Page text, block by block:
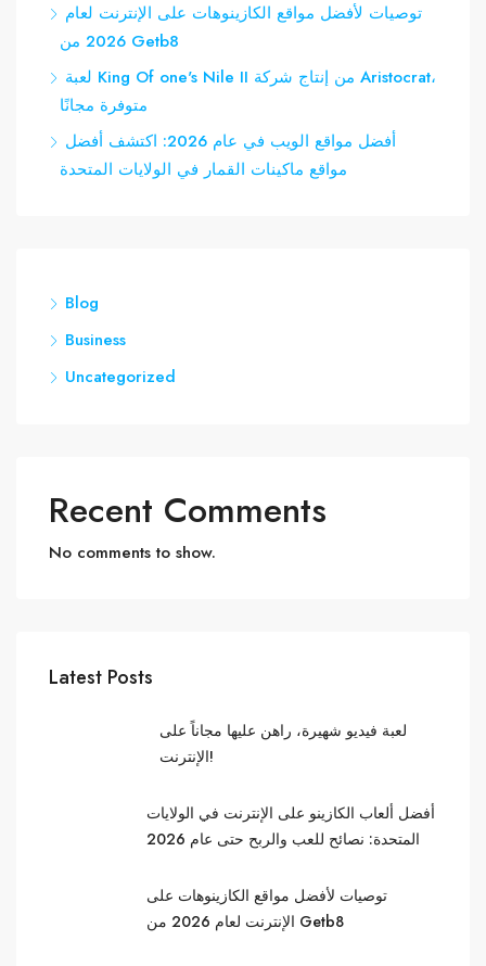
توصيات لأفضل مواقع الكازينوهات على الإنترنت لعام
2026 من Getb8
لعبة King Of one's Nile II من إنتاج شركة Aristocrat،
متوفرة مجانًا
أفضل مواقع الويب في عام 2026: اكتشف أفضل
مواقع ماكينات القمار في الولايات المتحدة
Blog
Business
Uncategorized
Recent Comments
No comments to show.
Latest Posts
لعبة فيديو شهيرة، راهن عليها مجاناً على
الإنترنت!
أفضل ألعاب الكازينو على الإنترنت في الولايات
المتحدة: نصائح للعب والربح حتى عام 2026
توصيات لأفضل مواقع الكازينوهات على
الإنترنت لعام 2026 من Getb8